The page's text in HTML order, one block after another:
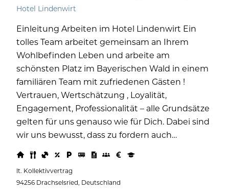
Hotel Lindenwirt
Einleitung Arbeiten im Hotel Lindenwirt Ein
tolles Team arbeitet gemeinsam an Ihrem
Wohlbefinden Leben und arbeite am
schönsten Platz im Bayerischen Wald in einem
familiären Team mit zufriedenen Gästen !
Vertrauen, Wertschätzung , Loyalität,
Engagement, Professionalität – alle Grundsätze
gelten für uns genauso wie für Dich. Dabei sind
wir uns bewusst, dass zu fordern auch…
lt. Kollektivvertrag
94256 Drachselsried, Deutschland